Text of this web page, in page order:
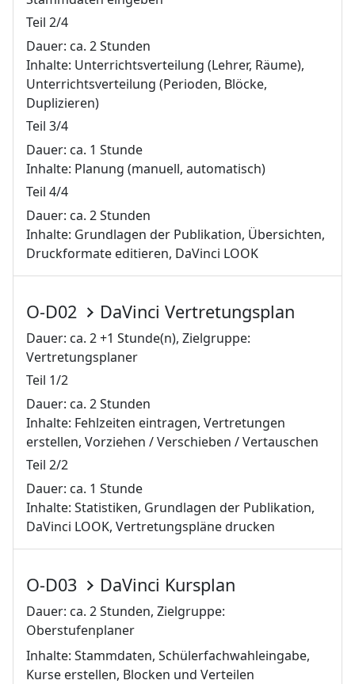
Teil 2/4
Dauer: ca. 2 Stunden
Inhalte: Unterrichtsverteilung (Lehrer, Räume),
Unterrichtsverteilung (Perioden, Blöcke,
Duplizieren)
Teil 3/4
Dauer: ca. 1 Stunde
Inhalte: Planung (manuell, automatisch)
Teil 4/4
Dauer: ca. 2 Stunden
Inhalte: Grundlagen der Publikation, Übersichten,
Druckformate editieren, DaVinci LOOK
O-D02 DaVinci Vertretungsplan
Dauer: ca. 2 +1 Stunde(n), Zielgruppe:
Vertretungsplaner
Teil 1/2
Dauer: ca. 2 Stunden
Inhalte: Fehlzeiten eintragen, Vertretungen
erstellen, Vorziehen / Verschieben / Vertauschen
Teil 2/2
Dauer: ca. 1 Stunde
Inhalte: Statistiken, Grundlagen der Publikation,
DaVinci LOOK, Vertretungspläne drucken
O-D03 DaVinci Kursplan
Dauer: ca. 2 Stunden, Zielgruppe:
Oberstufenplaner
Inhalte: Stammdaten, Schülerfachwahleingabe,
Kurse erstellen, Blocken und Verteilen